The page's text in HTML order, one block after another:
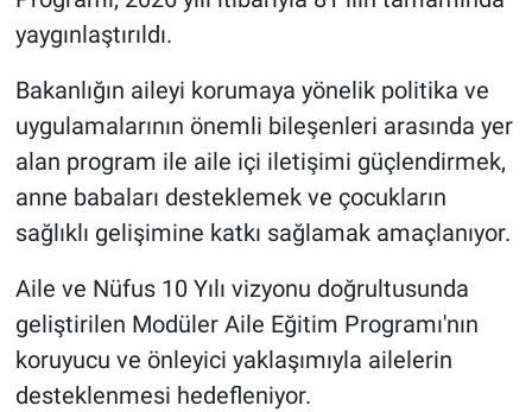
yaygınlaştırıldı.
Bakanlığın aileyi korumaya yönelik politika ve
uygulamalarının önemli bileşenleri arasında yer
alan program ile aile içi iletişimi güçlendirmek,
anne babaları desteklemek ve çocukların
sağlıklı gelişimine katkı sağlamak amaçlanıyor.
Aile ve Nüfus 10 Yılı vizyonu doğrultusunda
geliştirilen Modüler Aile Eğitim Programı'nın
koruyucu ve önleyici yaklaşımıyla ailelerin
desteklenmesi hedefleniyor.